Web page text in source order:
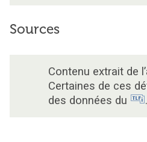
Sources
Contenu extrait de
Certaines de ces
des données du
.